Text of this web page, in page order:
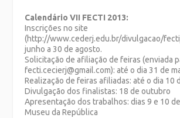
Calendário VII FECTI 2013:
Inscrições no site
(http://www.cederj.edu.br/divulgacao/
junho a 30 de agosto.
Solicitação de afiliação de feiras (enviada
fecti.cecierj@gmail.com): até o dia 31 de
Realização de feiras afiliadas: até o dia 10
Divulgação dos finalistas: 18 de outubro
Apresentação dos trabalhos: dias 9 e 10
Museu da República